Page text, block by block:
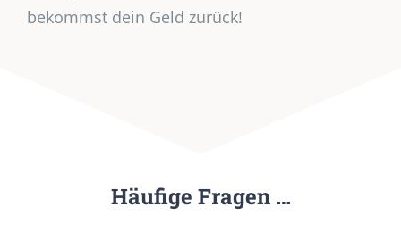
bekommst dein Geld zurück!
Häufige Fragen …